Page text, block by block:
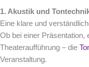
1. Akustik und
Eine klare und
Ob bei einer Präsentation,
Theateraufführung – die
Veranstaltung.